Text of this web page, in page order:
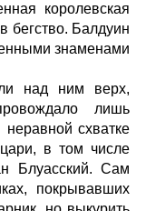
королевская
бегство. Балдуин
знаменами
над ним верх,
лишь
схватке
в том числе
Блуасский. Сам
покрывавших